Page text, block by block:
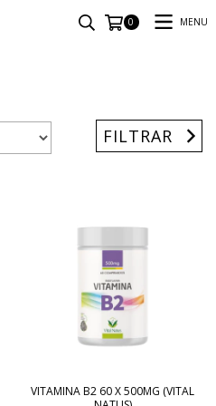
0 MENU
FILTRAR
VITAMINA B2 60 X 500MG (VITAL